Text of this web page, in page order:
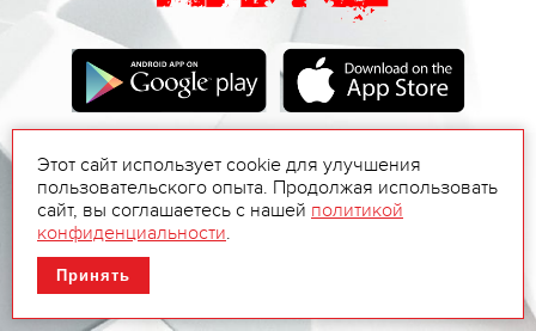
Этот сайт использует cookie для улучшения
пользовательского опыта. Продолжая использовать
сайт, вы соглашаетесь с нашей политикой
конфиденциальности.
Принять